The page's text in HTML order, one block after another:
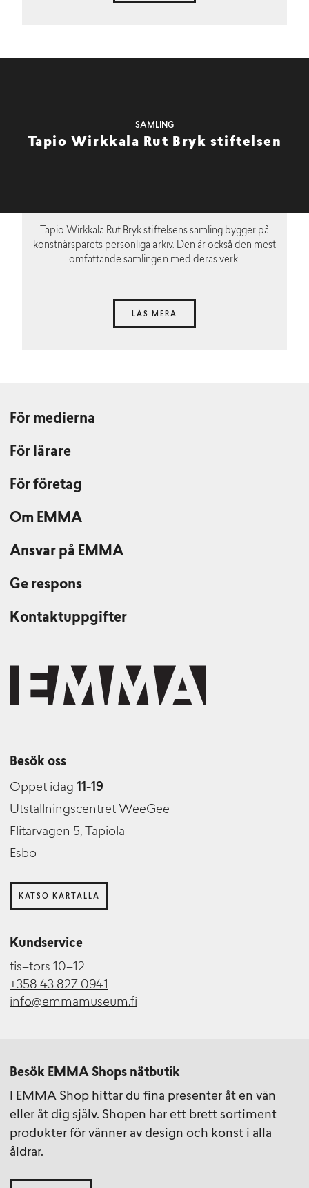
SAMLING
Tapio Wirkkala Rut Bryk stiftelsen
Tapio Wirkkala Rut Bryk stiftelsens samling bygger på
konstnärsparets personliga arkiv. Den är också den mest
omfattande samlingen med deras verk.
LÄS MERA
För medierna
För lärare
För företag
Om EMMA
Ansvar på EMMA
Ge respons
Kontaktuppgifter
Besök oss
Öppet idag 11-19
Utställningscentret WeeGee
Flitarvägen 5, Tapiola
Esbo
KATSO KARTALLA
Kundservice
tis–tors 10–12
+358 43 827 0941
info@emmamuseum.fi
Besök EMMA Shops nätbutik
I EMMA Shop hittar du fina presenter åt en vän
eller åt dig själv. Shopen har ett brett sortiment
produkter för vänner av design och konst i alla
åldrar.